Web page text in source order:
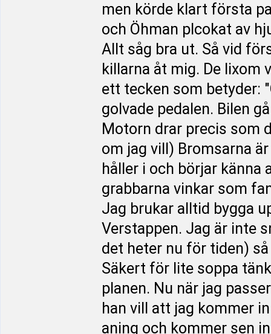
men körde klart första
och Öhman plcokat av
Allt såg bra ut. Så vid
killarna åt mig. De lixom
ett tecken som betyder:
golvade pedalen. Bilen
Motorn drar precis som
om jag vill) Bromsarna
håller i och börjar känna
grabbarna vinkar som
Jag brukar alltid bygga
Verstappen. Jag är inte
det heter nu för tiden)
Säkert för lite soppa
planen. Nu när jag
han vill att jag kommer
aning och kommer sen